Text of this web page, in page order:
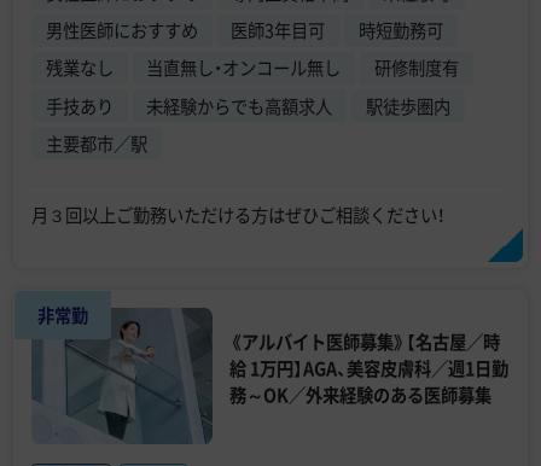
男性医師におすすめ
医師3年目可
時短勤務可
残業なし
当直無し・オンコール無し
研修制度有
手技あり
未経験からでも高額求人
駅徒歩圏内
主要都市／駅
月３回以上ご勤務いただける方はぜひご相談ください！
非常勤
《アルバイト医師募集》【名古屋／時
給 1万円】AGA、美容皮膚科／週1日勤
務～OK／外来経験のある医師募集